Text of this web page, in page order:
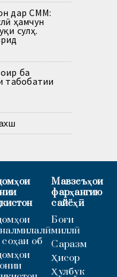
дар СММ:
ҳамчун
сулҳ.
ба
табобатии
об
Мавзеъҳои
фарҳангию
сайёҳӣ
Боғи
миллӣ
Саразм
Ҳисор
Ҳулбук